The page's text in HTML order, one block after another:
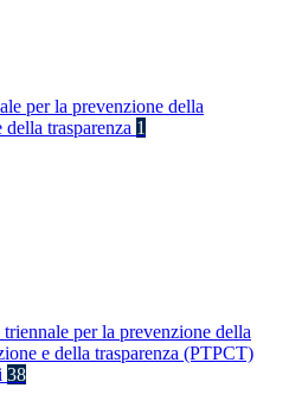
per la prevenzione della
trasparenza 1
triennale per la prevenzione della
e della trasparenza (PTPCT)
38